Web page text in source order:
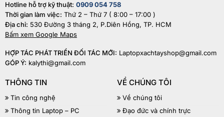
Hotline hỗ trợ kỹ thuật: 0909 054 758
Thời gian làm việc: Thứ 2 – Thứ 7 ( 8:00 – 17:00 )
Địa chỉ: 530 Đường 3 tháng 2, P.Diên Hồng, TP. HCM
Bấm xem Google Maps
HỢP TÁC PHÁT TRIỂN ĐỐI TÁC MỚI: Laptopxachtayshop@gmail.com
GÓP Ý: kalythi@gmail.com
THÔNG TIN
Tin công nghệ
Thông tin Laptop – PC
VỀ CHÚNG TÔI
Về chúng tôi
Đạo đức và chính trực